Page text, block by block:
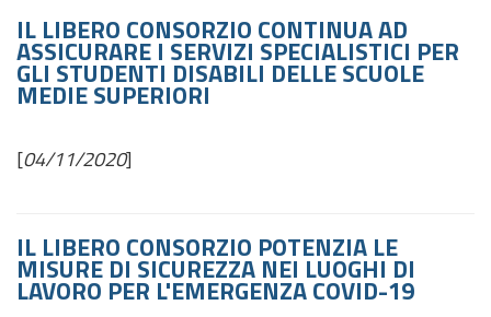
IL LIBERO CONSORZIO CONTINUA AD
ASSICURARE I SERVIZI SPECIALISTICI PER
GLI STUDENTI DISABILI DELLE SCUOLE
MEDIE SUPERIORI
[04/11/2020]
IL LIBERO CONSORZIO POTENZIA LE
MISURE DI SICUREZZA NEI LUOGHI DI
LAVORO PER L'EMERGENZA COVID-19